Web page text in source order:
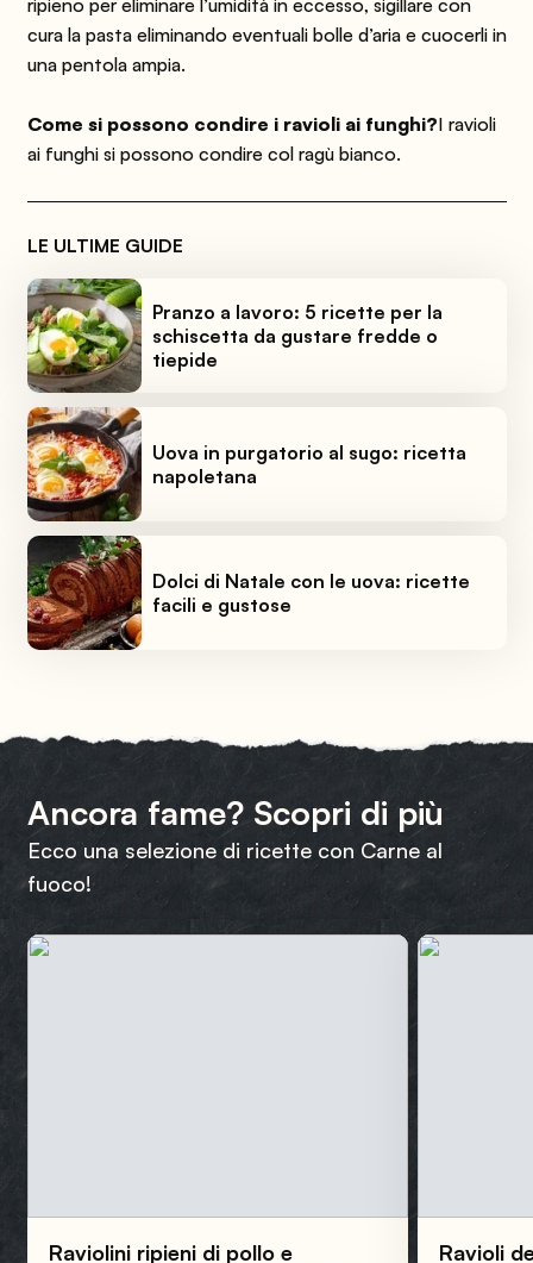
cura la pasta eliminando eventuali bolle d’aria e cuocerli in
una pentola ampia.
Come si possono condire i ravioli ai funghi?I ravioli
ai funghi si possono condire col ragù bianco.
LE ULTIME GUIDE
Pranzo a lavoro: 5 ricette per la
schiscetta da gustare fredde o
tiepide
Uova in purgatorio al sugo: ricetta
napoletana
Dolci di Natale con le uova: ricette
facili e gustose
Ancora fame? Scopri di più
Ecco una selezione di ricette con Carne al
fuoco!
Raviolini ripieni di pollo e
Ravioli